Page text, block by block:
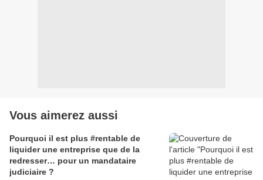
Vous aimerez aussi
Pourquoi il est plus #rentable de
liquider une entreprise que de la
redresser… pour un mandataire
judiciaire ?